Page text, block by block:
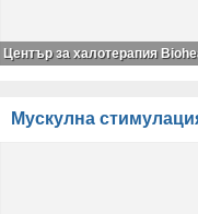
Център за халотерапия
Mускулна